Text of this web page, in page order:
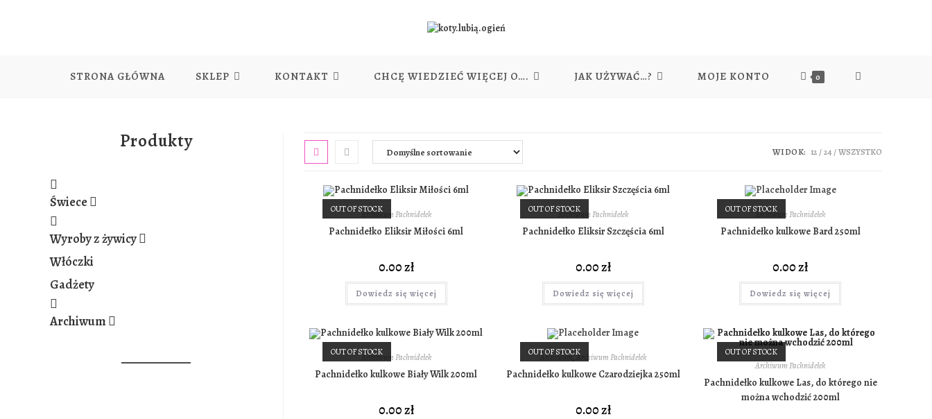
STRONA GŁÓWNA SKLEP KONTAKT CHCĘ WIEDZIEĆ WIĘCEJ O…. JAK UŻYWAĆ…? MOJE KONTO 0
WIDOK: 12 24 WSZYSTKO
OUT OF STOCKArchiwum Pachnidełek
Pachnidełko Eliksir Miłości 6ml
0.00zł
Dowiedz się więcej
OUT OF STOCKArchiwum Pachnidełek
Pachnidełko Eliksir Szczęścia 6ml
0.00zł
Dowiedz się więcej
OUT OF STOCKArchiwum Pachnidełek
Pachnidełko kulkowe Bard 250ml
0.00zł
Dowiedz się więcej
OUT OF STOCKArchiwum Pachnidełek
Pachnidełko kulkowe Biały Wilk 200ml
0.00zł
OUT OF STOCK
Archiwum,Archiwum Pachnidełek
Pachnidełko kulkowe Czarodziejka 250ml
0.00zł
OUT OF STOCK
Archiwum Pachnidełek
Pachnidełko kulkowe Las, do którego nie
można wchodzić 200ml
Produkty
Świece
Wyroby z żywicy
Włóczki
Gadżety
Archiwum